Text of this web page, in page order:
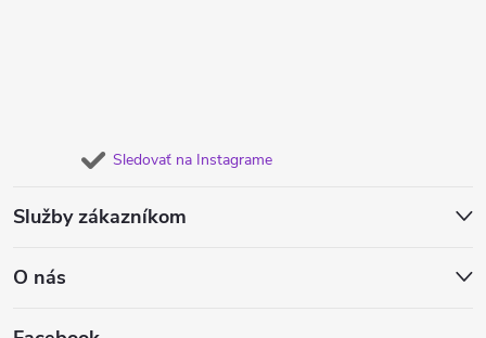
Sledovať na Instagrame
Služby zákazníkom
O nás